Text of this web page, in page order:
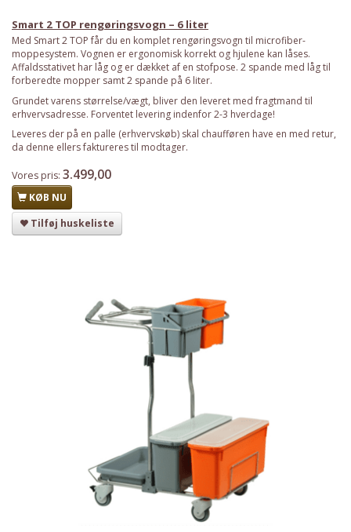
Smart 2 TOP rengøringsvogn – 6 liter
Med Smart 2 TOP får du en komplet rengøringsvogn til microfiber-
moppesystem. Vognen er ergonomisk korrekt og hjulene kan låses.
Affaldsstativet har låg og er dækket af en stofpose. 2 spande med låg til
forberedte mopper samt 2 spande på 6 liter.
Grundet varens størrelse/vægt, bliver den leveret med fragtmand til
erhvervsadresse. Forventet levering indenfor 2-3 hverdage!
Leveres der på en palle (erhvervskøb) skal chaufføren have en med retur,
da denne ellers faktureres til modtager.
Vores pris: 3.499,00
KØB NU
Tilføj huskeliste